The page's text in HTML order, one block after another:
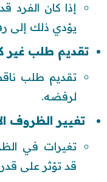
إذا كان
يؤدي ذلك إلى
تقديم طلب غير
تقديم طلب
لرفضه.
تغيير الظروف
تغيرات في
قد تؤثر على